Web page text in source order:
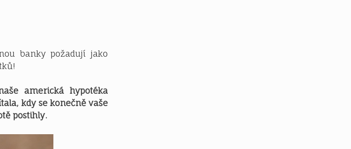
banky požadují jako
americká hypotéka
kdy se konečně vaše
postihly.